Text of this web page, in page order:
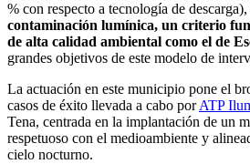
% con respecto a tecnología de descarga),
contaminación lumínica, un criterio
de alta calidad ambiental como el de
grandes objetivos de este modelo de
La actuación en este municipio pone el
casos de éxito llevada a cabo porATP
Tena, centrada en la implantación de un
respetuoso con el medioambiente y
cielo nocturno.